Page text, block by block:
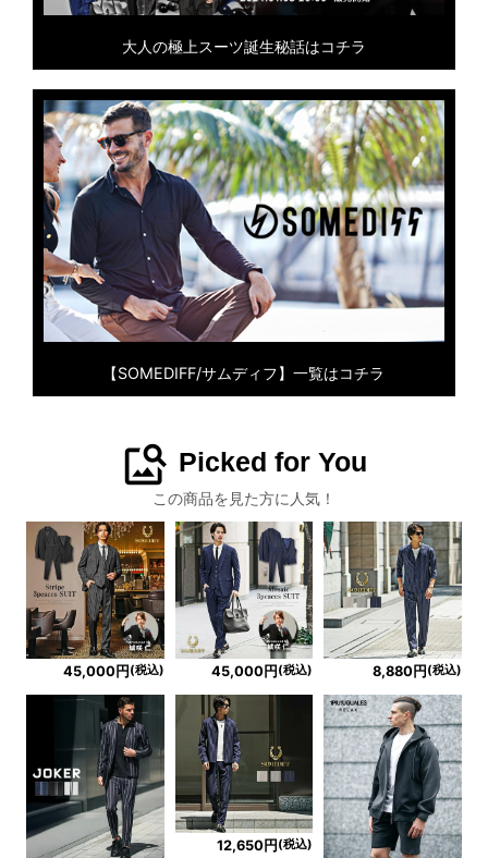
大人の極上スーツ誕生秘話はコチラ
【SOMEDIFF/サムディフ】一覧はコチラ
image_search Picked for You
この商品を見た方に人気！
45,000円 (税込) 45,000円 (税込) 8,880円 (税込)
12,650円 (税込)